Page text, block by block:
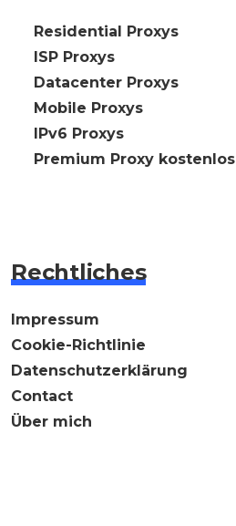
🇩🇪 Residential Proxys
🇩🇪 ISP Proxys
🇩🇪 Datacenter Proxys
🇩🇪 Mobile Proxys
🇩🇪 IPv6 Proxys
⭐ Premium Proxy kostenlos
Rechtliches
Impressum
Cookie-Richtlinie
Datenschutzerklärung
Contact
Über mich